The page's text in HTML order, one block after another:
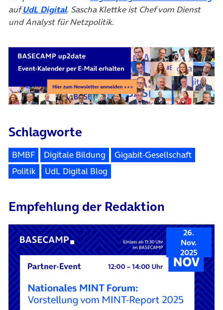
aufUdL Digital(öffnet in neuem Tab)
. Sascha Klettke ist Chef vom Dienst
und Analyst für Netzpolitik.
Schlagworte
BMBF Digitale Bildung
Gigabit-Gesellschaft
Politik
UdL Digital Blog
Empfehlung der Redaktion
26.
Nov.
2025